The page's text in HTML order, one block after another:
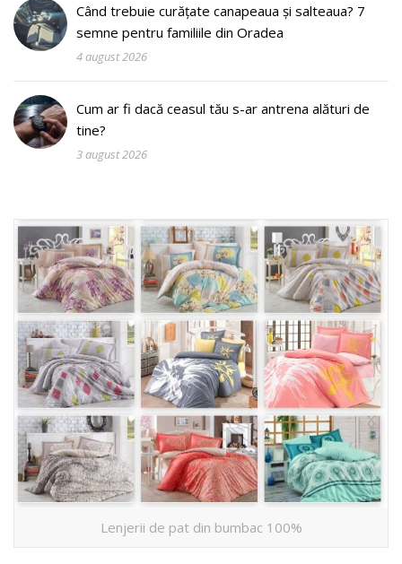
Când trebuie curățate canapeaua și salteaua? 7
semne pentru familiile din Oradea
4 august 2026
Cum ar fi dacă ceasul tău s-ar antrena alături de
tine?
3 august 2026
Lenjerii de pat din bumbac 100%